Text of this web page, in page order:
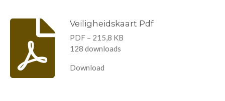
Veiligheidskaart Pdf
PDF – 215,8 KB
128 downloads
Download